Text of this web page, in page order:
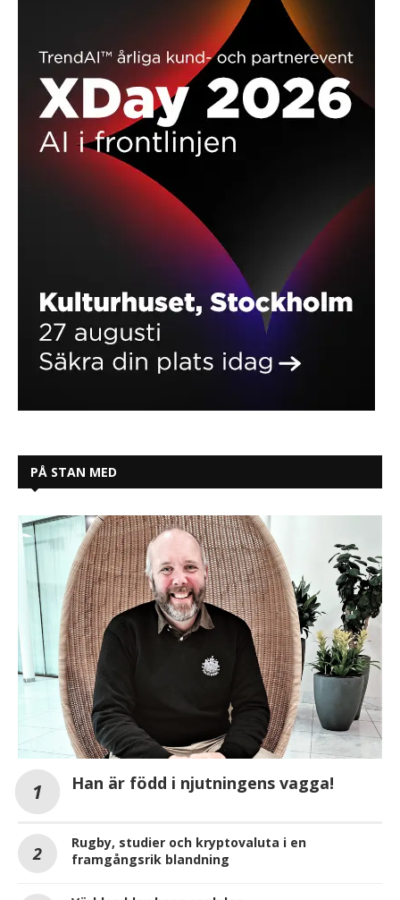
PÅ STAN MED
Han är född i njutningens vagga!
Rugby, studier och kryptovaluta i en
framgångsrik blandning